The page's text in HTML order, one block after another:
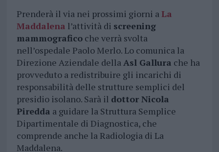
Prenderà il via nei prossimi giorni a La
Maddalena l’attività di screening
mammograficoche verrà svolta
nell’ospedale Paolo Merlo. Lo comunica la
Direzione Aziendale dellaAsl Gallura che ha
provveduto a redistribuire gli incarichi di
responsabilità delle strutture semplici del
presidio isolano. Sarà il dottor Nicola
Piredda a guidare la Struttura Semplice
Dipartimentale di Diagnostica, che
comprende anche la Radiologia di La
Maddalena.